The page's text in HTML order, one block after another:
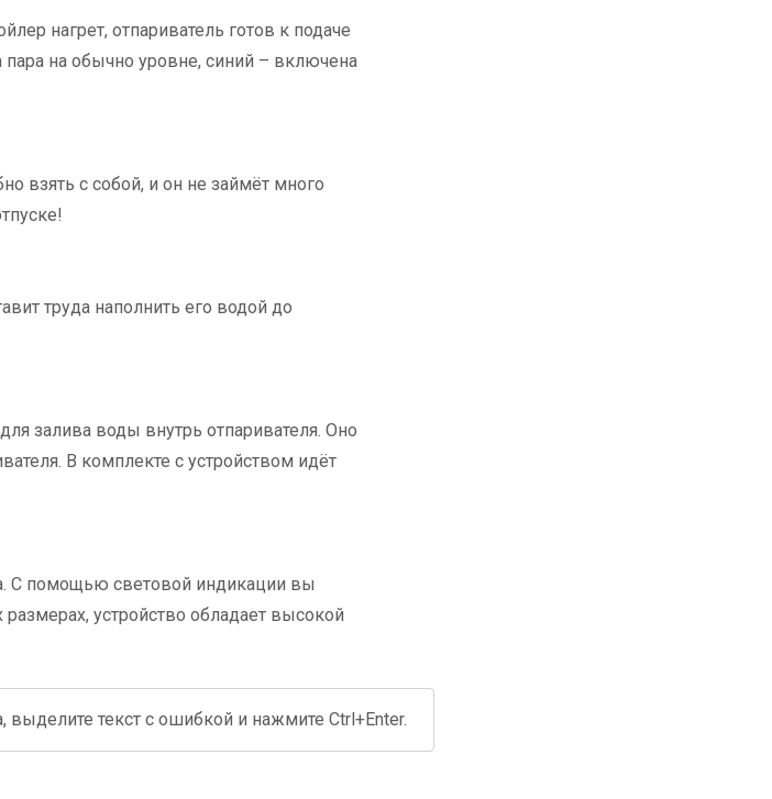
нагрет, отпариватель готов к подаче
на обычно уровне, синий – включена
взять с собой, и он не займёт много
труда наполнить его водой до
залива воды внутрь отпаривателя. Оно
В комплекте с устройством идёт
С помощью световой индикации вы
устройство обладает высокой
выделите текст с ошибкой и нажмите Ctrl+Enter.